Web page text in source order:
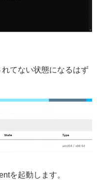
てない状態になるはず
を起動します。